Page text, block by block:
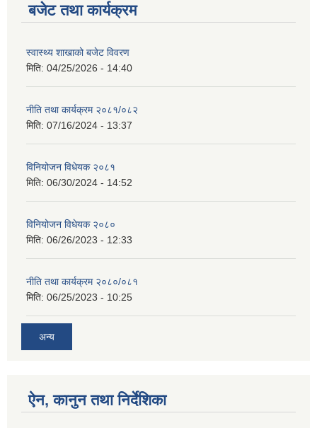
बजेट तथा कार्यक्रम
स्वास्थ्य शाखाको बजेट विवरण
मिति: 04/25/2026 - 14:40
नीति तथा कार्यक्रम २०८१/०८२
मिति: 07/16/2024 - 13:37
विनियोजन विधेयक २०८१
मिति: 06/30/2024 - 14:52
विनियोजन विधेयक २०८०
मिति: 06/26/2023 - 12:33
नीति तथा कार्यक्रम २०८०/०८१
मिति: 06/25/2023 - 10:25
अन्य
ऐन, कानुन तथा निर्देशिका